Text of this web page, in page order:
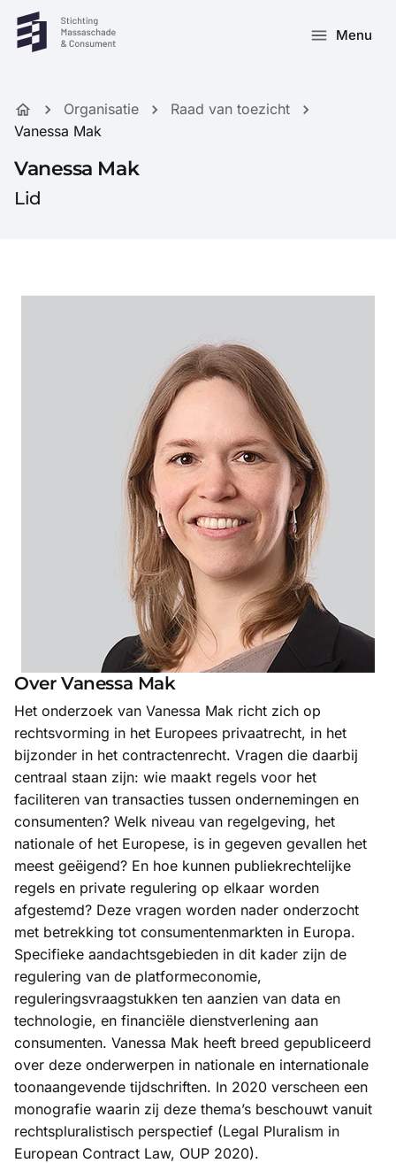
Menu
Organisatie
Raad van toezicht
Vanessa Mak
Vanessa Mak
Lid
Over Vanessa Mak
Het onderzoek van Vanessa Mak richt zich op
rechtsvorming in het Europees privaatrecht, in het
bijzonder in het contractenrecht. Vragen die daarbij
centraal staan zijn: wie maakt regels voor het
faciliteren van transacties tussen ondernemingen en
consumenten? Welk niveau van regelgeving, het
nationale of het Europese, is in gegeven gevallen het
meest geëigend? En hoe kunnen publiekrechtelijke
regels en private regulering op elkaar worden
afgestemd? Deze vragen worden nader onderzocht
met betrekking tot consumentenmarkten in Europa.
Specifieke aandachtsgebieden in dit kader zijn de
regulering van de platformeconomie,
reguleringsvraagstukken ten aanzien van data en
technologie, en financiële dienstverlening aan
consumenten. Vanessa Mak heeft breed gepubliceerd
over deze onderwerpen in nationale en internationale
toonaangevende tijdschriften. In 2020 verscheen een
monografie waarin zij deze thema’s beschouwt vanuit
rechtspluralistisch perspectief (Legal Pluralism in
European Contract Law, OUP 2020).